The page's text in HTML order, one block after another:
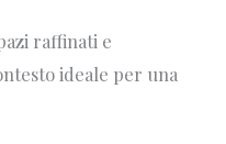
raffinati e
ideale per una